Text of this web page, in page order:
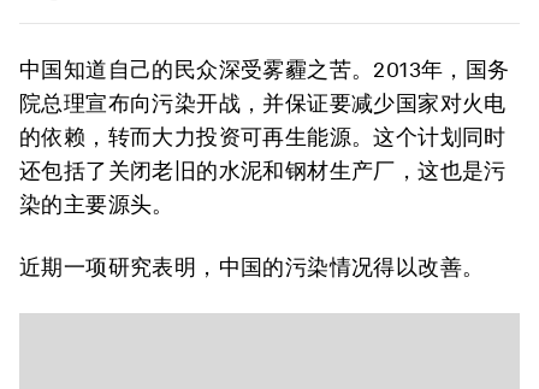
中国知道自己的民众深受雾霾之苦。2013年，国务
院总理宣布向污染开战，并保证要减少国家对火电
的依赖，转而大力投资可再生能源。这个计划同时
还包括了关闭老旧的水泥和钢材生产厂，这也是污
染的主要源头。
近期一项研究表明，中国的污染情况得以改善。